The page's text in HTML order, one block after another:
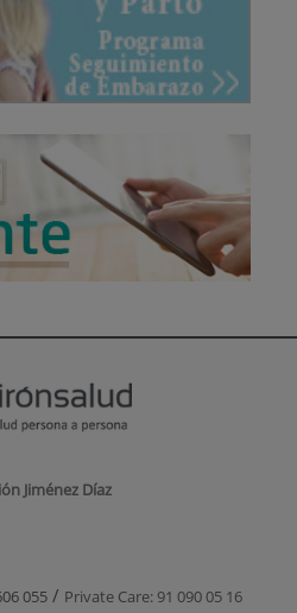
Jiménez Díaz
055 / Private Care: 91 090 05 16